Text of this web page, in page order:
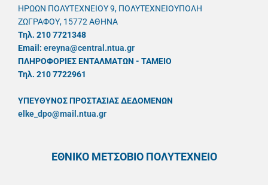
ΗΡΩΩΝ ΠΟΛΥΤΕΧΝΕΙΟΥ 9, ΠΟΛΥΤΕΧΝΕΙΟΥΠΟΛΗ
ΖΩΓΡΑΦΟΥ, 15772 ΑΘΗΝΑ
Τηλ. 210 7721348
Email: ereyna@central.ntua.gr
ΠΛΗΡΟΦΟΡΙΕΣ ΕΝΤΑΛΜΑΤΩΝ - ΤΑΜΕΙΟ
Τηλ. 210 7722961
ΥΠΕΥΘYΝΟΣ ΠΡΟΣΤΑΣΙΑΣ ΔΕΔΟΜΕΝΩΝ
elke_dpo@mail.ntua.gr
ΕΘΝΙΚΟ ΜΕΤΣΟΒΙΟ ΠΟΛΥΤΕΧΝΕΙΟ